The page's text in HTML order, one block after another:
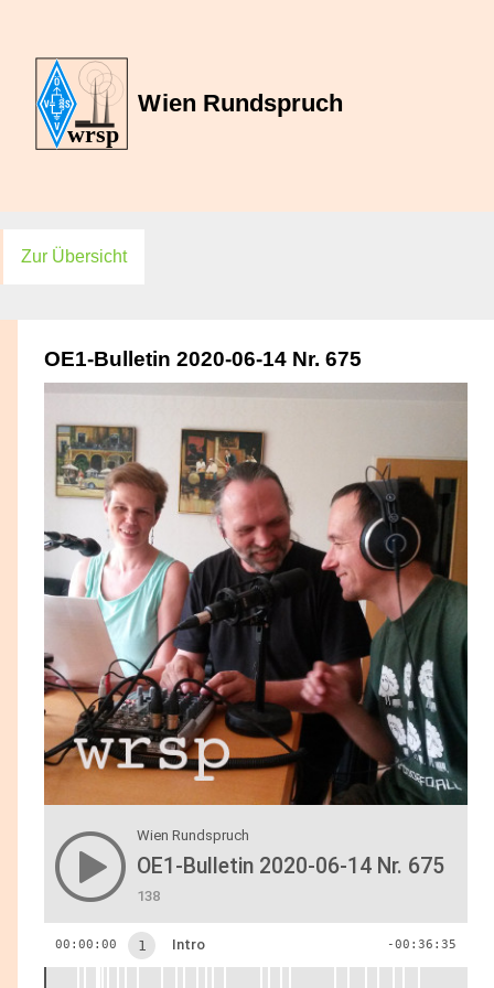
Zur Übersicht
OE1-Bulletin 2020-06-14 Nr. 675